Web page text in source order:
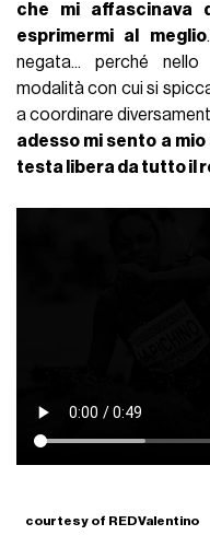
che mi affascinava
esprimermi al meglio
negata... perché
modalità con cui si
a coordinare
adesso mi sento a
testa libera da tutto il
courtesy of REDValentino